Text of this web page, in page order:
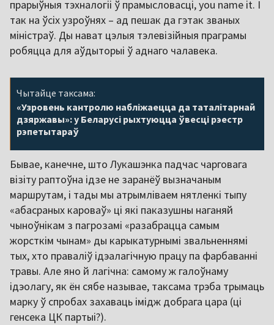
прарыўныя тэхналогіі ў прамысловасці, you name it. І
так на ўсіх узроўнях – ад пешак да гэтак званых
міністраў. Ды нават цэлыя тэлевізійныя праграмы
робяцца для аўдыторыі ў аднаго чалавека.
Чытайце таксама:
«Узровень кантролю набліжаецца да таталітарнай
дзяржавы»: у Беларусі рыхтуюцца ўвесці рэестр
рэпетытараў
Бывае, канечне, што Лукашэнка падчас чарговага
візіту раптоўна ідзе не заранёў вызначаным
маршрутам, і тады мы атрымліваем нятленкі тыпу
«абасраных кароваў» ці які паказушны наганяй
чыноўнікам з пагрозамі «разабрацца самым
жорсткім чынам» ды карыкатурнымі звальненнямі
тых, хто праваліў ідэалагічную працу па фарбаванні
травы. Але яно й лагічна: самому ж галоўнаму
ідэолагу, як ён сябе называе, таксама трэба трымаць
марку ў спробах захаваць імідж добрага цара (ці
генсека ЦК партыі?).